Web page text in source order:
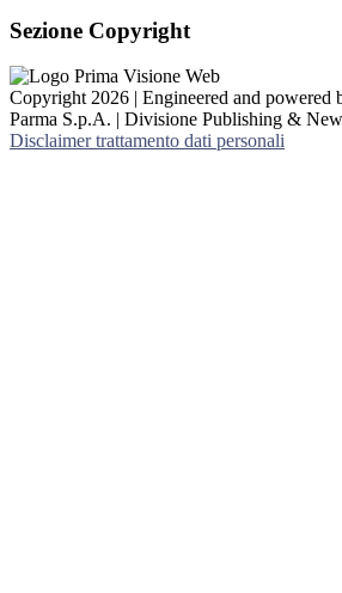
Sezione Copyright
Copyright 2026 | Engineered and powered
Parma S.p.A. | Divisione Publishing &
Disclaimer trattamento dati personali